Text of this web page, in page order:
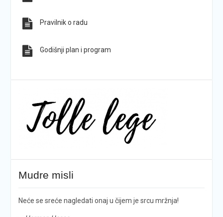
Pravilnik o radu
Godišnji plan i program
Mudre misli
Neće se sreće nagledati onaj u čijem je srcu mržnja!